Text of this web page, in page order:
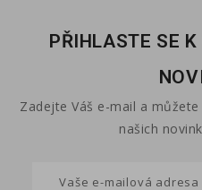
PŘIHLASTE SE
Zadejte Váš e-mail a
našich